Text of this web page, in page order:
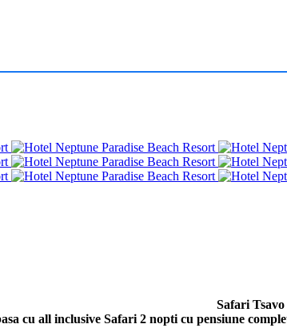
cu all inclusive
Safari
Safari 2 nopti cu pensiune